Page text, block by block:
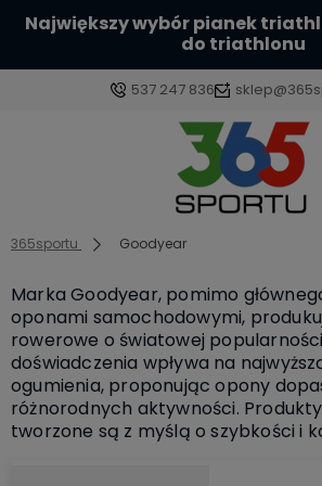
Największy wybór pianek
do triathlonu
537 247 836
Zaloguj się
Wybierz coś dla siebie z naszej
zaloguj się, aby przywrócić dodane
poprzedniej sesji.
365sportu Goodyear
Marka Goodyear, pomimo
oponami samochodowymi,
rowerowe o światowej
doświadczenia wpływa na
ogumienia, proponując opony
różnorodnych aktywności.
tworzone są z myślą o szybkości i